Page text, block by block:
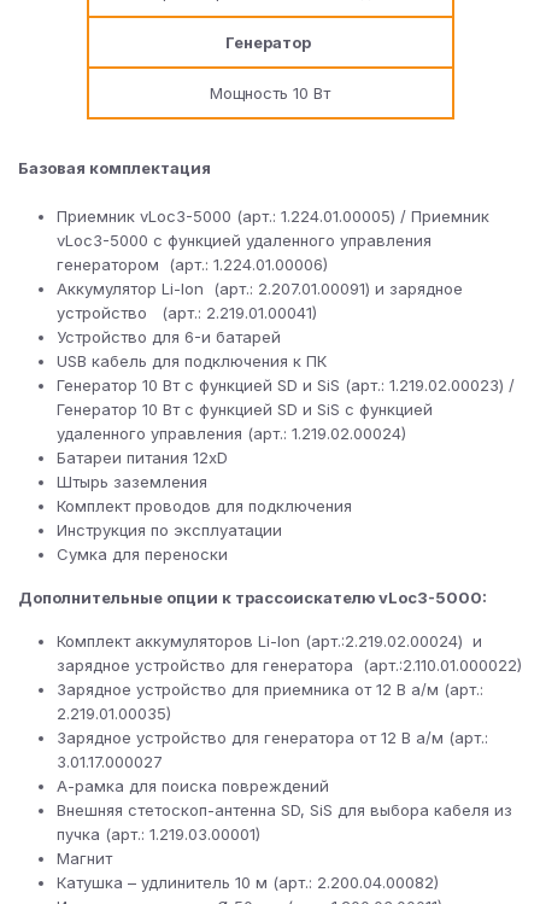
Генератор
Мощность 10 Вт
Базовая комплектация
Приемник vLoc3-5000 (арт.: 1.224.01.00005) / Приемник
vLoc3-5000 с функцией удаленного управления
генератором (арт.: 1.224.01.00006)
Аккумулятор Li-Ion (арт.: 2.207.01.00091) и зарядное
устройство (арт.: 2.219.01.00041)
Устройство для 6-и батарей
USB кабель для подключения к ПК
Генератор 10 Вт с функцией SD и SiS (арт.: 1.219.02.00023) /
Генератор 10 Вт с функцией SD и SiS с функцией
удаленного управления (арт.: 1.219.02.00024)
Батареи питания 12xD
Штырь заземления
Комплект проводов для подключения
Инструкция по эксплуатации
Сумка для переноски
Дополнительные опции к трассоискателю vLoc3-5000:
Комплект аккумуляторов Li-Ion (арт.:2.219.02.00024) и
зарядное устройство для генератора (арт.:2.110.01.000022)
Зарядное устройство для приемника от 12 В а/м (арт.:
2.219.01.00035)
Зарядное устройство для генератора от 12 В а/м (арт.:
3.01.17.000027
А-рамка для поиска повреждений
Внешняя стетоскоп-антенна SD, SiS для выбора кабеля из
пучка (арт.: 1.219.03.00001)
Магнит
Катушка – удлинитель 10 м (арт.: 2.200.04.00082)